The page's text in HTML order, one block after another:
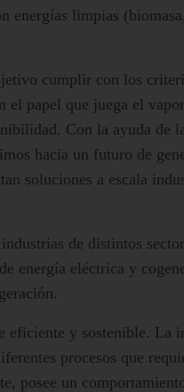
energías limpias
cumplir con los
el papel que juega el
Con la ayuda de
hacia un futuro de
soluciones a escala
de distintos
energía eléctrica y
y sostenible. La
procesos que
posee un